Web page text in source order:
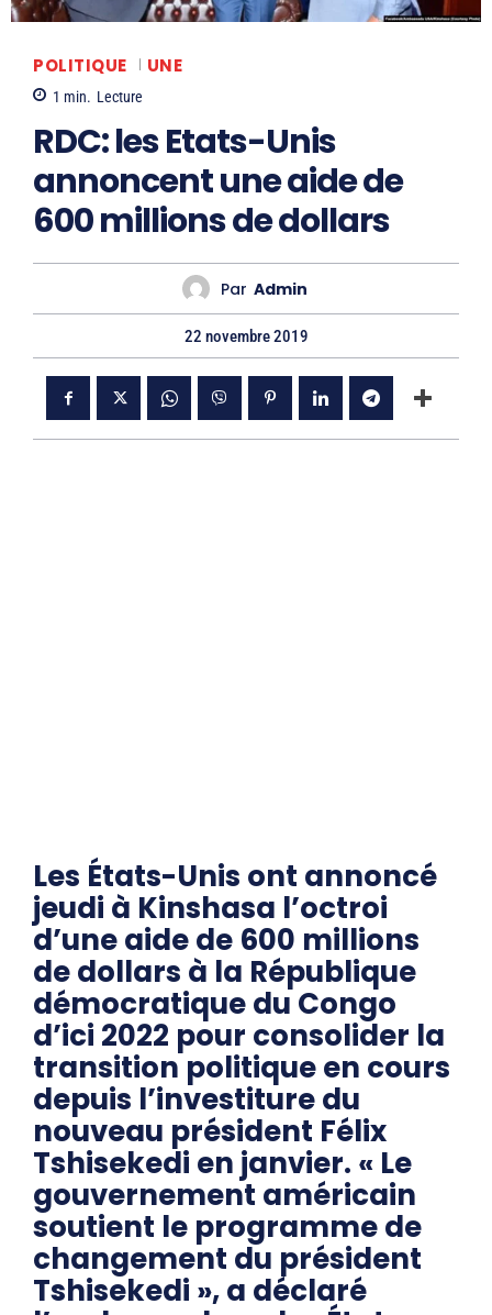
POLITIQUE UNE
1 min. Lecture
RDC: les Etats-Unis
annoncent une aide de
600 millions de dollars
Par Admin
22 novembre 2019
Les États-Unis ont annoncé
jeudi à Kinshasa l’octroi
d’une aide de 600 millions
de dollars à la République
démocratique du Congo
d’ici 2022 pour consolider la
transition politique en cours
depuis l’investiture du
nouveau président Félix
Tshisekedi en janvier. « Le
gouvernement américain
soutient le programme de
changement du président
Tshisekedi », a déclaré